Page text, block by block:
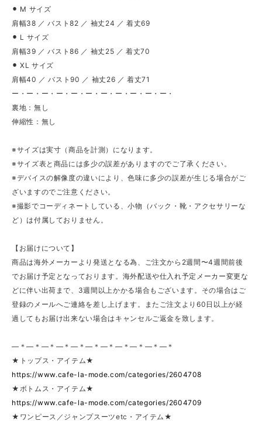
⚫︎ M サイズ
肩幅38 ／ バスト82 ／ 袖丈24 ／ 着丈69
⚫︎ L サイズ
肩幅39 ／ バスト86 ／ 袖丈25 ／ 着丈70
⚫︎ XL サイズ
肩幅40 ／ バスト90 ／ 袖丈26 ／ 着丈71
ー・ー・ー・ー・ー・ー・ー・ー・ー・ー・ー・
裏地：無し
伸縮性：無し
※サイズは実寸（商品を計測）になります。
※サイズ表と商品には多少の誤差がありますのでご了承ください。
※デバイスの解像度の違いにより、色味に多少の誤差が生じる場合がご
ざいますのでご注意ください。
※撮影でコーディネートしている、小物（バック・靴・アクセサリーな
ど）は付属しておりません。
【お届けについて】
商品は海外メーカーより発送となる為、ご注文から2週間〜4週間前後
でお届け予定となっております。海外配送や仕入れ予定メーカー変更な
どに伴い出荷まで、3週間以上かかる場合もございます。その場合はご
登録のメールへご連絡を差し上げます。またご注文より60日以上が経
過してもお届け出来ない場合はキャンセルご返金を致します。
—＊—＊—＊—＊—＊—＊—＊—＊—＊—＊—＊
★トップス・アイテム★
https://www.cafe-la-mode.com/categories/2604708
★ボトムス・アイテム★
https://www.cafe-la-mode.com/categories/2604709
★ワンピース／ジャンプスーツetc・アイテム★